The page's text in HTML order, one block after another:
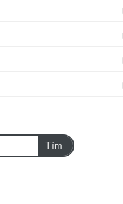
Tìm